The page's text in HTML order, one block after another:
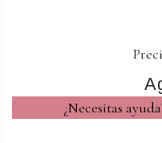
¿Necesitas